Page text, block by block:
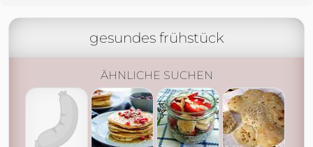
gesundes frühstück
ÄHNLICHE SUCHEN